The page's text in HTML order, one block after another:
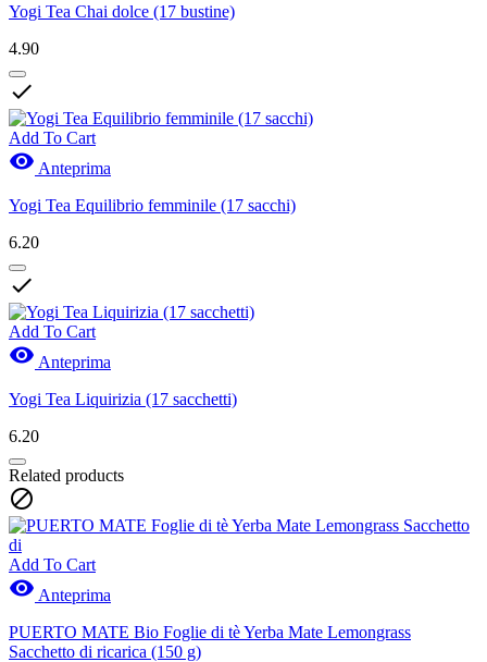
Yogi Tea Chai dolce (17 bustine)
4.90

Add To Cart
 Anteprima
Yogi Tea Equilibrio femminile (17 sacchi)
6.20

Add To Cart
 Anteprima
Yogi Tea Liquirizia (17 sacchetti)
6.20
Related products

Add To Cart
 Anteprima
PUERTO MATE Bio Foglie di tè Yerba Mate Lemongrass
Sacchetto di ricarica (150 g)